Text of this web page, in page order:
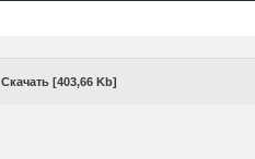
Скачать [403,66 Kb]